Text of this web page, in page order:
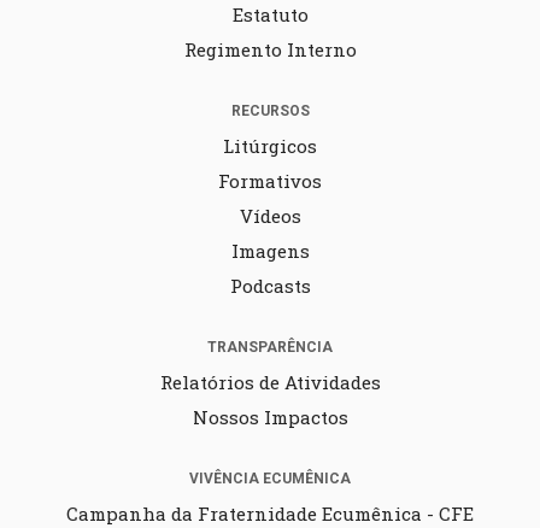
Estatuto
Regimento Interno
RECURSOS
Litúrgicos
Formativos
Vídeos
Imagens
Podcasts
TRANSPARÊNCIA
Relatórios de Atividades
Nossos Impactos
VIVÊNCIA ECUMÊNICA
Campanha da Fraternidade Ecumênica - CFE